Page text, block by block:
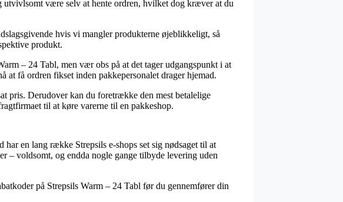
være selv at hente ordren, hvilket dog kræver at du
hvis vi mangler produkterne øjeblikkeligt, så
produkt.
– 24 Tabl, men vær obs på at det tager udgangspunkt i at
få ordren fikset inden pakkepersonalet drager hjemad.
pris. Derudover kan du foretrække den mest betalelige
til at køre varerne til en pakkeshop.
en lang række Strepsils e-shops set sig nødsaget til at
– voldsomt, og endda nogle gange tilbyde levering uden
på Strepsils Warm – 24 Tabl før du gennemfører din